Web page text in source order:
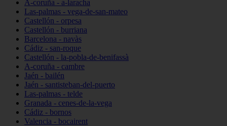
A-coruña - a-laracha
Las-palmas - vega-de-san-mateo
Castellón - orpesa
Castellón - burriana
Barcelona - navàs
Cádiz - san-roque
Castellón - la-pobla-de-benifassà
A-coruña - cambre
Jaén - bailén
Jaén - santisteban-del-puerto
Las-palmas - telde
Granada - cenes-de-la-vega
Cádiz - bornos
Valencia - bocairent